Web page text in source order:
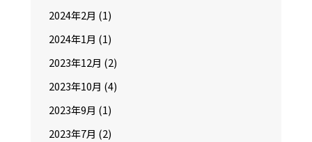
2024年2月 (1)
2024年1月 (1)
2023年12月 (2)
2023年10月 (4)
2023年9月 (1)
2023年7月 (2)